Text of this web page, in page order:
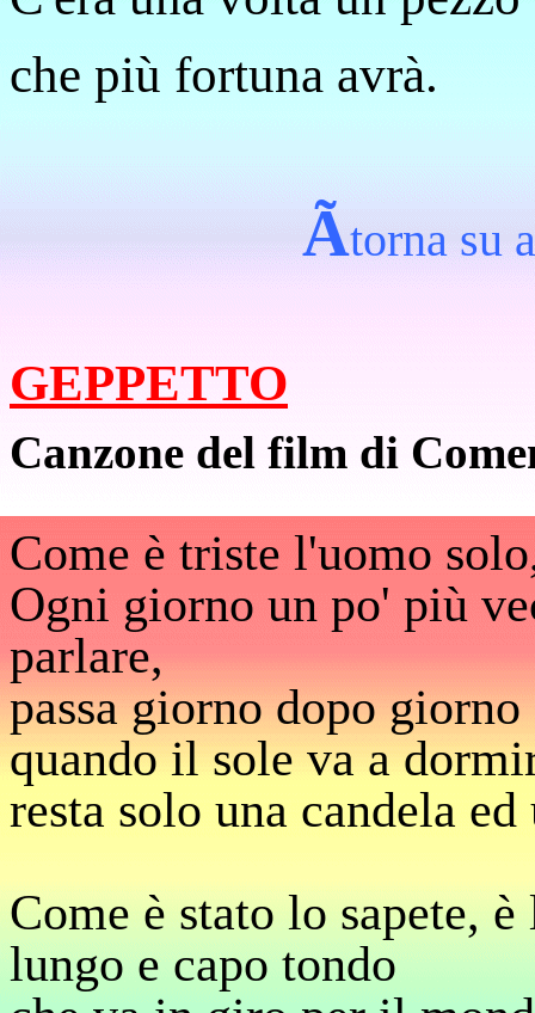
che più fortuna avrà.
Ãtorna su
GEPPETTO
Canzone del film di
Come è triste l'uomo
Ogni giorno un po' più
parlare,
passa giorno dopo giorno
quando il sole va a
resta solo una candela
Come è stato lo sapete,
lungo e capo tondo